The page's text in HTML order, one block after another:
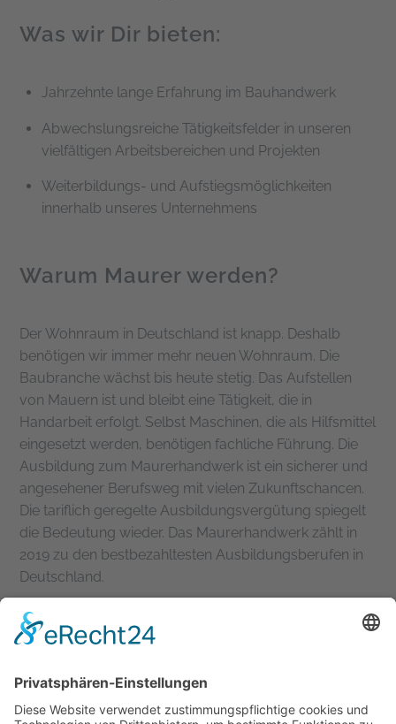
Was wir Dir bieten:
Jahrzehnte lange Erfahrung im Bauhandwerk
Abwechslungsreiche Tätigkeitsfelder in unseren
vielfältigen Arbeitsbereichen und Projekten
Weiterbildungs- und Aufstiegsmöglichkeiten
innerhalb unseres Unternehmens
Warum Maurer werden?
Der Wohnraum in Deutschland ist knapp. Deshalb
benötigen wir immer mehr neuen Wohnraum. Die
Baubranche wächst bis heute stetig. Das Aufstellen
von Mauern ist und bleibt eine Tätigkeit, die in
Handarbeit erfolgt. Selbst Maschinen, die als Hilfsmittel
eingesetzt werden, benötigen fachliche Führung. Die
Ausbildung zum Maurerhandwerk ist ein sicherer und
angesehener Berufsweg mit vielen Zukunftschancen.
Die tariflich geregelte Ausbildungsvergütung spiegelt
die Bedeutung wieder. Das Maurerhandwerk zählt in
2019 zu den bestbezahltesten Ausbildungsberufen in
Deutschland.
Nächster Ausbildungsbeginn: 01. September 2019
Mehr Infos unter:
https://schimmer-
buxheim.de/karriere